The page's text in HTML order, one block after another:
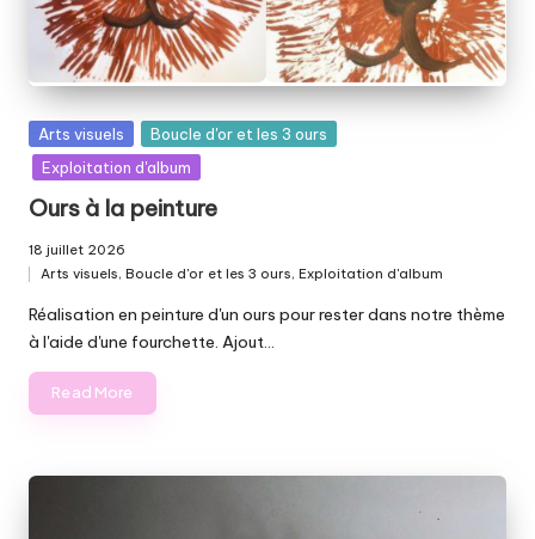
Posted
in
Arts visuels
Boucle d'or et les 3 ours
Exploitation d'album
Ours à la peinture
18 juillet 2026
in
Arts visuels, Boucle d'or et les 3 ours, Exploitation d'album
Réalisation en peinture d'un ours pour rester dans notre thème
à l'aide d'une fourchette. Ajout…
Read More